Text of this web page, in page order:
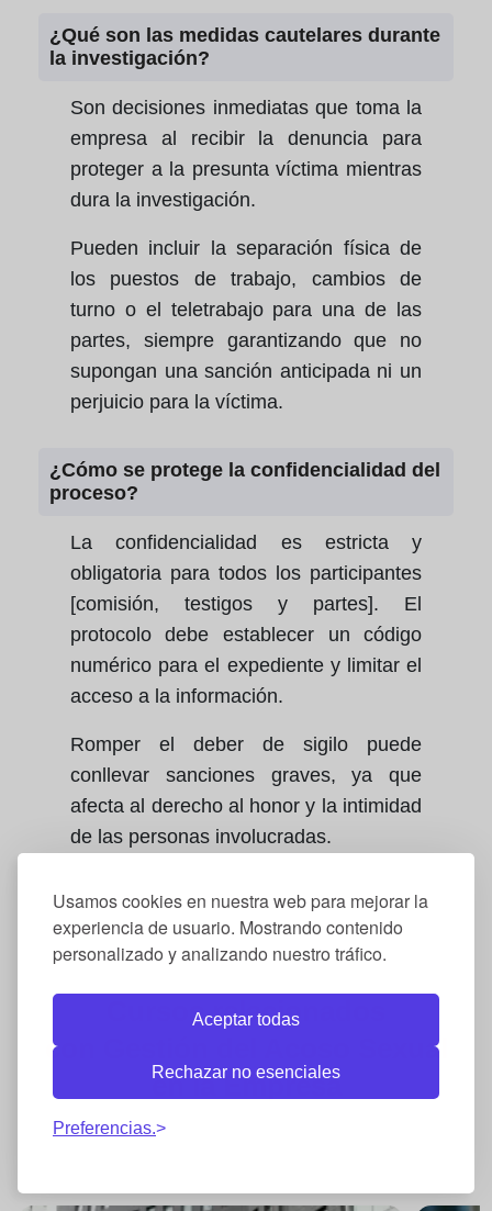
Usamos cookies en nuestra web para mejorar la
experiencia de usuario. Mostrando contenido
personalizado y analizando nuestro tráfico.
Aceptar todas
Rechazar no esenciales
Preferencias.
¿Qué son las medidas cautelares durante
la investigación?
Son decisiones inmediatas que toma la
empresa al recibir la denuncia para
proteger a la presunta víctima mientras
dura la investigación.
Pueden incluir la separación física de
los puestos de trabajo, cambios de
turno o el teletrabajo para una de las
partes, siempre garantizando que no
supongan una sanción anticipada ni un
perjuicio para la víctima.
¿Cómo se protege la confidencialidad del
proceso?
La confidencialidad es estricta y
obligatoria para todos los participantes
[comisión, testigos y partes]. El
protocolo debe establecer un código
numérico para el expediente y limitar el
acceso a la información.
Romper el deber de sigilo puede
conllevar sanciones graves, ya que
afecta al derecho al honor y la intimidad
de las personas involucradas.
Cursos relacionados
con
Gestión del Acoso Sexual
en la Empresa